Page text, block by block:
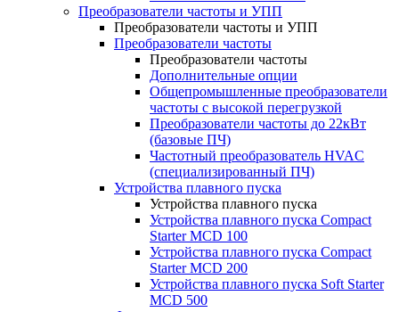
Преобразователи частоты и УПП
Преобразователи частоты и УПП
Преобразователи частоты
Преобразователи частоты
Дополнительные опции
Общепромышленные преобразователи
частоты с высокой перегрузкой
Преобразователи частоты до 22кВт
(базовые ПЧ)
Частотный преобразователь HVAC
(специализированный ПЧ)
Устройства плавного пуска
Устройства плавного пуска
Устройства плавного пуска Compact
Starter MCD 100
Устройства плавного пуска Compact
Starter MCD 200
Устройства плавного пуска Soft Starter
MCD 500